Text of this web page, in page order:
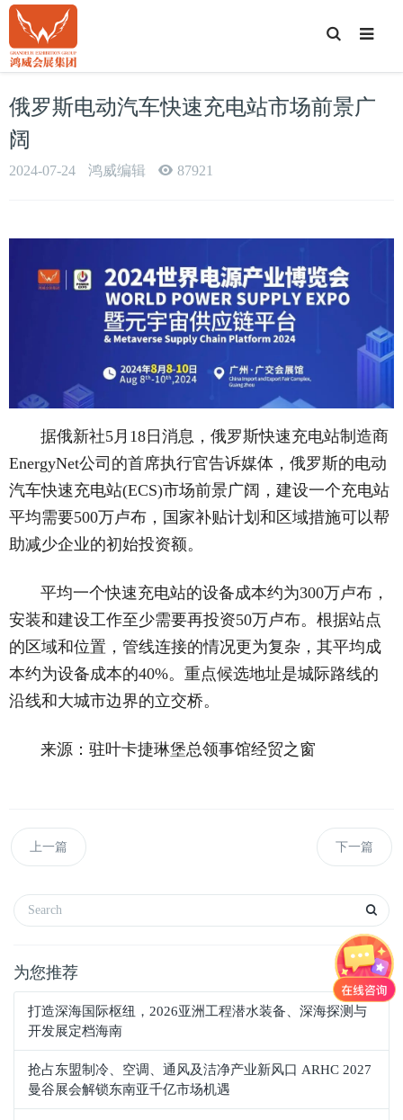
T
o
g
e
S
e
俄罗斯电动汽车快速充电站市场前景广
阔
2024-07-24 鸿威编辑 87921
据俄新社5月18日消息，俄罗斯快速充电站制造商
EnergyNet公司的首席执行官告诉媒体，俄罗斯的电动
汽车快速充电站(ECS)市场前景广阔，建设一个充电站
平均需要500万卢布，国家补贴计划和区域措施可以帮
助减少企业的初始投资额。
平均一个快速充电站的设备成本约为300万卢布，
安装和建设工作至少需要再投资50万卢布。根据站点
的区域和位置，管线连接的情况更为复杂，其平均成
本约为设备成本的40%。重点候选地址是城际路线的
沿线和大城市边界的立交桥。
来源：驻叶卡捷琳堡总领事馆经贸之窗
上一篇 下一篇
为您推荐
打造深海国际枢纽，2026亚洲工程潜水装备、深海探测与
开发展定档海南
抢占东盟制冷、空调、通风及洁净产业新风口 ARHC 2027
曼谷展会解锁东南亚千亿市场机遇